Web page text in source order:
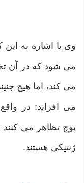
وی با اشاره به
می شود که در آن
می کند، اما هیچ
می افزاید: در
پوچ تظاهر می
ژنتیکی هستند.